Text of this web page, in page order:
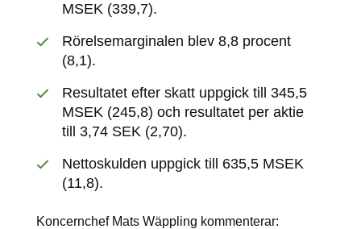
MSEK (339,7).
Rörelsemarginalen blev 8,8 procent
(8,1).
Resultatet efter skatt uppgick till 345,5
MSEK (245,8) och resultatet per aktie
till 3,74 SEK (2,70).
Nettoskulden uppgick till 635,5 MSEK
(11,8).
Koncernchef Mats Wäppling kommenterar: